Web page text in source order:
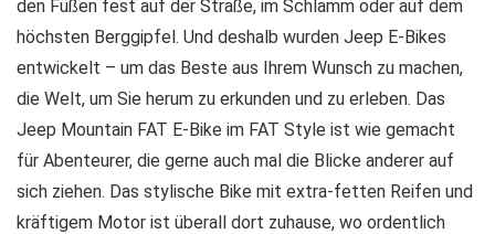
den Füßen fest auf der Straße, im Schlamm oder auf dem
höchsten Berggipfel. Und deshalb wurden Jeep E-Bikes
entwickelt – um das Beste aus Ihrem Wunsch zu machen,
die Welt, um Sie herum zu erkunden und zu erleben. Das
Jeep Mountain FAT E-Bike im FAT Style ist wie gemacht
für Abenteurer, die gerne auch mal die Blicke anderer auf
sich ziehen. Das stylische Bike mit extra-fetten Reifen und
kräftigem Motor ist überall dort zuhause, wo ordentlich